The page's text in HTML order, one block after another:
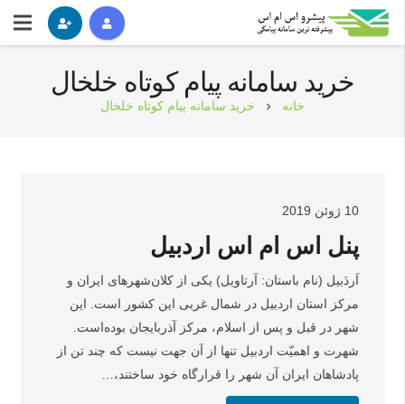
خرید سامانه پیام کوتاه خلخال
خانه chevron_right خرید سامانه پیام کوتاه خلخال
10 ژوئن 2019
پنل اس ام اس اردبیل
اَردَبیل (نام باستان: آرتاویل) یکی از کلان‌شهرهای ایران و
مرکز استان اردبیل در شمال غربی این کشور است. این
شهر در قبل و پس از اسلام، مرکز آذربایجان بوده‌است.
شهرت و اهمیّت اردبیل تنها از آن جهت نیست که چند تن از
پادشاهان ایران آن شهر را قرارگاه خود ساختند،…